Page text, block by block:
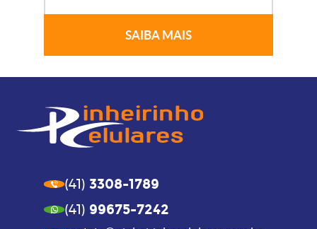
SAIBA MAIS
(41) 3308-1789
(41) 99675-7242